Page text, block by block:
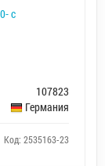
с
107823
Германия
Код: 2535163-23